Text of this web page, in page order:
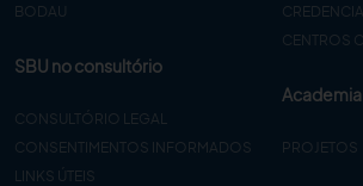
BODAU
SBU no consultório
CONSULTÓRIO LEGAL
CONSENTIMENTOS INFORMADOS
LINKS ÚTEIS
CENTROS
Academia
PROJETOS